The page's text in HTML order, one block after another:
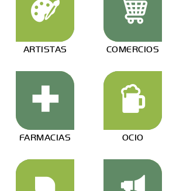
ARTISTAS COMERCIOS
FARMACIAS OCIO